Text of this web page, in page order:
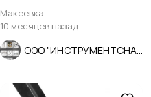
ГОСТ 7740-71
Макеевка
10 месяцев назад